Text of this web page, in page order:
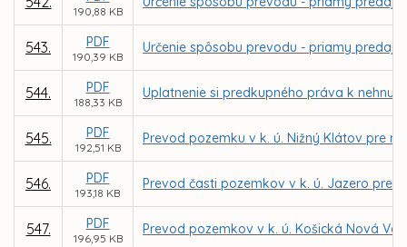
190,88 KB
543. PDF
190,39 KB
Určenie spôsobu prevodu - priamy predaj
544. PDF
188,33 KB
Uplatnenie si predkupného práva k
545. PDF
192,51 KB
Prevod pozemku v k. ú. Nižný Klátov pre
546. PDF
193,18 KB
Prevod časti pozemkov v k. ú. Jazero pre
547. PDF
196,95 KB
Prevod pozemkov v k. ú. Košická Nová